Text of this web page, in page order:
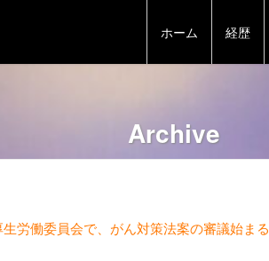
ホーム 経歴
Archive
労働委員会で、がん対策法案の審議始まる